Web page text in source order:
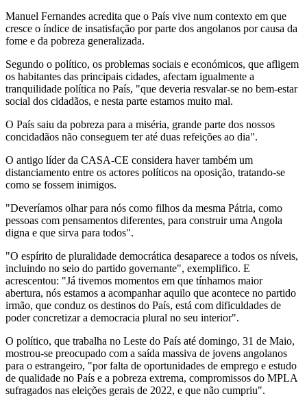
Manuel Fernandes acredita que o País vive num contexto em que
cresce o índice de insatisfação por parte dos angolanos por causa da
fome e da pobreza generalizada.
Segundo o político, os problemas sociais e económicos, que afligem
os habitantes das principais cidades, afectam igualmente a
tranquilidade política no País, "que deveria resvalar-se no bem-estar
social dos cidadãos, e nesta parte estamos muito mal.
O País saiu da pobreza para a miséria, grande parte dos nossos
concidadãos não conseguem ter até duas refeições ao dia".
O antigo líder da CASA-CE considera haver também um
distanciamento entre os actores políticos na oposição, tratando-se
como se fossem inimigos.
"Deveríamos olhar para nós como filhos da mesma Pátria, como
pessoas com pensamentos diferentes, para construir uma Angola
digna e que sirva para todos".
"O espírito de pluralidade democrática desaparece a todos os níveis,
incluindo no seio do partido governante", exemplifico. E
acrescentou: "Já tivemos momentos em que tínhamos maior
abertura, nós estamos a acompanhar aquilo que acontece no partido
irmão, que conduz os destinos do País, está com dificuldades de
poder concretizar a democracia plural no seu interior".
O político, que trabalha no Leste do País até domingo, 31 de Maio,
mostrou-se preocupado com a saída massiva de jovens angolanos
para o estrangeiro, "por falta de oportunidades de emprego e estudo
de qualidade no País e a pobreza extrema, compromissos do MPLA
sufragados nas eleições gerais de 2022, e que não cumpriu".